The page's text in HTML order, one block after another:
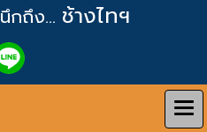
นึกถึง... ช้างไทฯ